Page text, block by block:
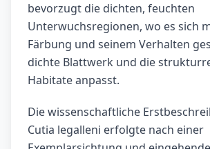
bevorzugt die dichten, feuchten
Unterwuchsregionen, wo es sich
Färbung und seinem Verhalten
dichte Blattwerk und die
Habitate anpasst.
Die wissenschaftliche
Cutia legalleni erfolgte nach einer